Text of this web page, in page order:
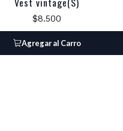
$8.500
Agregar al Carro